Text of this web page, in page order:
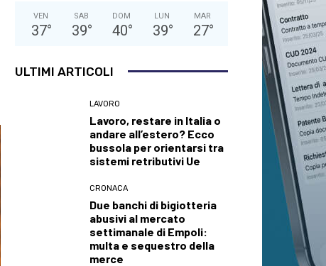
VEN
37°
SAB
39°
DOM
40°
LUN
39°
MAR
27°
ULTIMI ARTICOLI
LAVORO
Lavoro, restare in Italia o
andare all’estero? Ecco
bussola per orientarsi tra
sistemi retributivi Ue
CRONACA
Due banchi di bigiotteria
abusivi al mercato
settimanale di Empoli:
multa e sequestro della
merce